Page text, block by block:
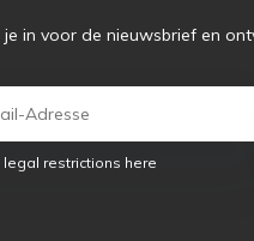
je in voor de nieuwsbrief en
legal restrictions here